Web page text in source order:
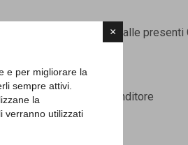
×
e per migliorare la
sempre attivi.
la
verranno utilizzati
prescrizioni di cui alle presenti
cui alle presenti CGC ;
dell’Utente Venditore